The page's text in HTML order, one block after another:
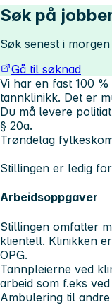
Søk på
Søk senest i morgen
Gå til søknad
Vi har en fast 100
tannklinikk. Det er
Du må levere
§
Trøndelag
Stillingen er ledig
Arbeidsoppgaver
Stillingen omfatter
klientell. Klinikken
OPG.
Tannpleierne ved
arbeid som f.eks
Ambulering til